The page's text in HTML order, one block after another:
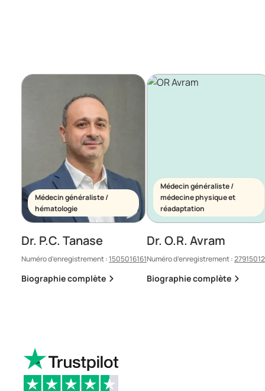
Médecin généraliste /
hématologie
Dr. P.C. Tanase
Numéro d’enregistrement :1505016161
Biographie complète
Médecin généraliste /
médecine physique et
réadaptation
Dr. O.R. Avram
Numéro d’enregistrement :
Biographie complète